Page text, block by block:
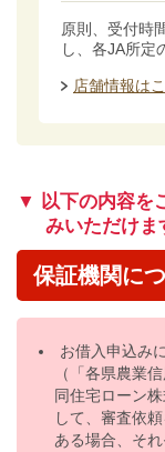
原則、受付時
し、各JA所定
店舗情報は
▼ 以下の内容を
みいただけ
保証機関に
お借入申込み
（「各県農業
同住宅ローン
して、審査依
ある場合、そ